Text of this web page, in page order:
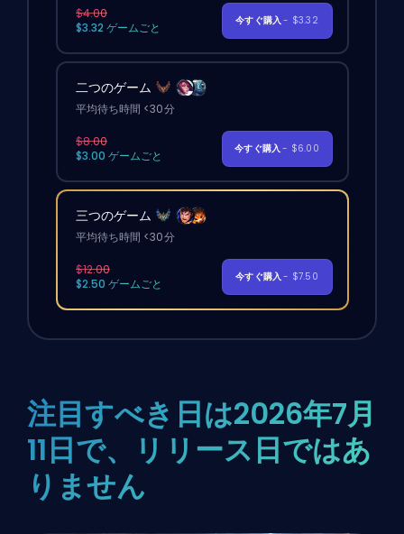
$4.00
$3.32 ゲームごと
今すぐ購入- $3.32
二つのゲーム
平均待ち時間 <30分
$8.00
$3.00 ゲームごと
今すぐ購入- $6.00
三つのゲーム
平均待ち時間 <30分
$12.00
$2.50 ゲームごと
今すぐ購入- $7.50
注目すべき日は2026年7月
11日で、リリース日ではあ
りません